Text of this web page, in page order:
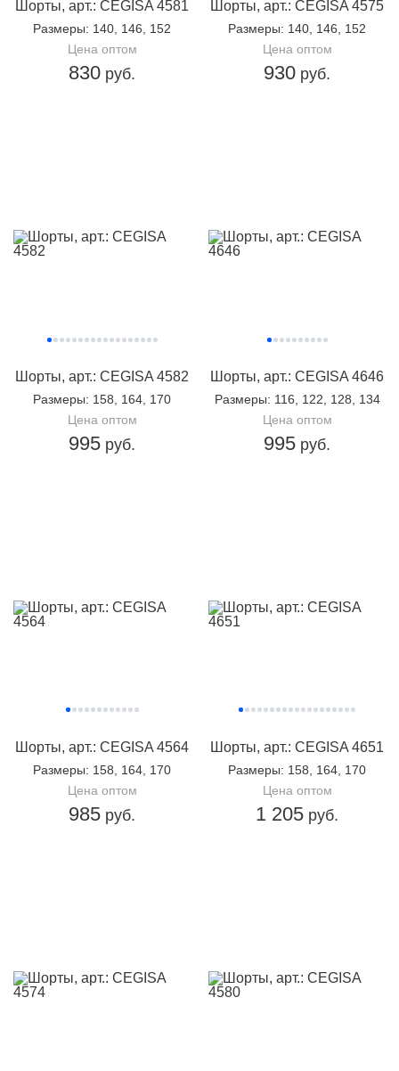
Шорты, арт.: CEGISA 4581
Размеры: 140, 146, 152
Цена оптом
830 руб.
Шорты, арт.: CEGISA 4575
Размеры: 140, 146, 152
Цена оптом
930 руб.
Шорты, арт.: CEGISA 4582
Размеры: 158, 164, 170
Цена оптом
995 руб.
Шорты, арт.: CEGISA 4646
Размеры: 116, 122, 128, 134
Цена оптом
995 руб.
Шорты, арт.: CEGISA 4564
Размеры: 158, 164, 170
Цена оптом
985 руб.
Шорты, арт.: CEGISA 4651
Размеры: 158, 164, 170
Цена оптом
1 205 руб.